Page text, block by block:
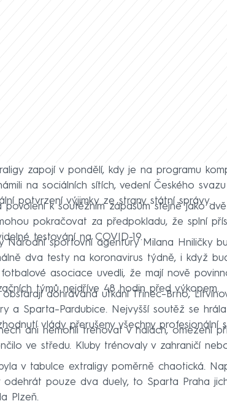
zapojí v pondělí, kdy je na programu
na sociálních sítích, vedení Českého
potvrzení výjimky ze strany státní správy.
povolení k soutěžním zápasům stejně jako
pokračovat za předpokladu, že splní
testování na COVID-19.
Národní sportovní agentury Milana Hniličky
dva testy na koronavirus týdně, i když
fotbalové asociace uvedli, že mají nově
týmů nejdříve 48 hodin před výkopem.
dohrávaná utkání Třinec–⁠Brno,
a Sparta–⁠Pardubice. Nejvyšší soutěž se hrála
vlády přerušeny všechny profesionální
ani nemohli trénovat v halách, omezení
ve středu. Kluby trénovaly v zahraničí
v tabulce extraligy poměrně chaotická.
odehrát pouze dva duely, to Sparta Praha
Plzeň.